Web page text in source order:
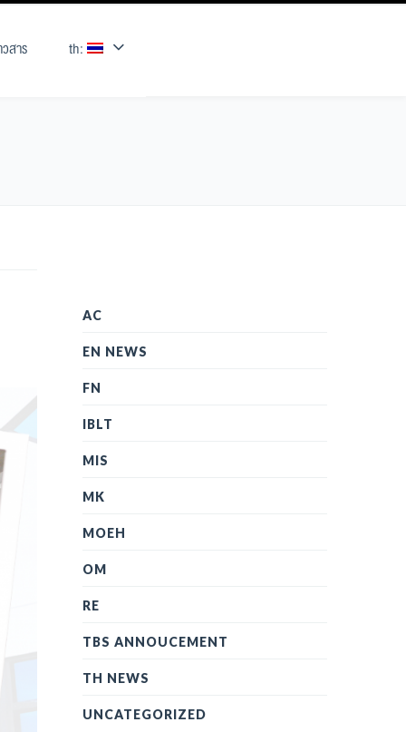
สาร th:
AC
EN NEWS
FN
IBLT
MIS
MK
MOEH
OM
RE
TBS ANNOUCEMENT
TH NEWS
UNCATEGORIZED